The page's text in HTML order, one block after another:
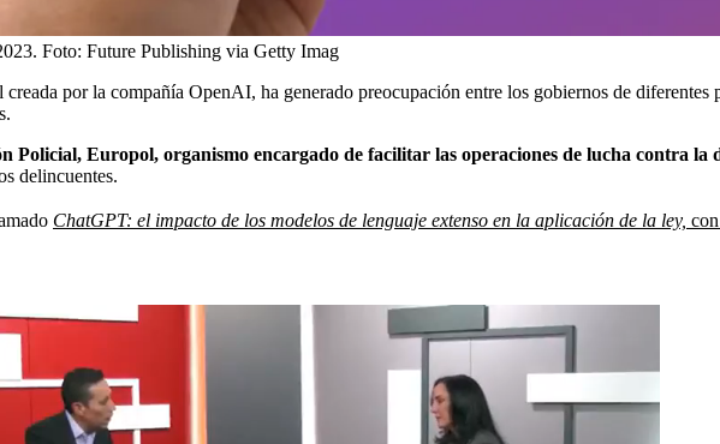
Foto: Future Publishing via Getty Imag
por la compañía OpenAI, ha generado preocupación entre los gobiernos de diferentes
Policial, Europol, organismo encargado de facilitar las operaciones de lucha contra la
delincuentes.
ChatGPT: el impacto de los modelos de lenguaje extenso en la aplicación de la ley,